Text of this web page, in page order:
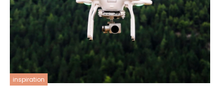
inspiration